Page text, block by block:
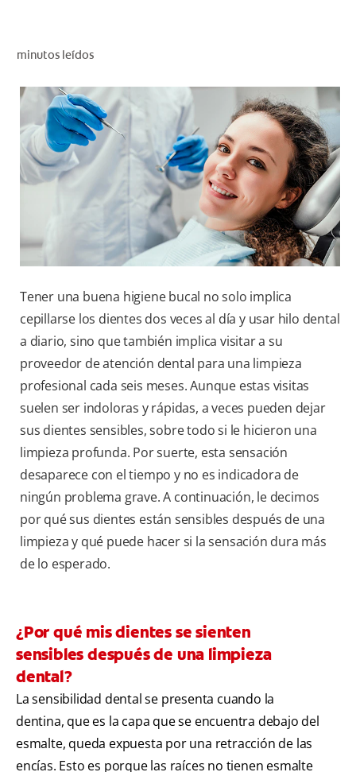
PROMOCIONES
CR (ES)
SUSCRÍBASE
minutos leídos
Tener una buena higiene bucal no solo implica
cepillarse los dientes dos veces al día y usar hilo dental
a diario, sino que también implica visitar a su
proveedor de atención dental para una limpieza
profesional cada seis meses. Aunque estas visitas
suelen ser indoloras y rápidas, a veces pueden dejar
sus dientes sensibles, sobre todo si le hicieron una
limpieza profunda. Por suerte, esta sensación
desaparece con el tiempo y no es indicadora de
ningún problema grave. A continuación, le decimos
por qué sus dientes están sensibles después de una
limpieza y qué puede hacer si la sensación dura más
de lo esperado.
¿Por qué mis dientes se sienten
sensibles después de una limpieza
dental?
La sensibilidad dental se presenta cuando la
dentina, que es la capa que se encuentra debajo del
esmalte, queda expuesta por una retracción de las
encías. Esto es porque las raíces no tienen esmalte